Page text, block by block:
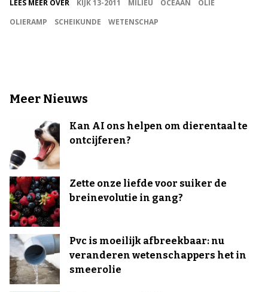
LEES MEER OVER KIJK 13-2011 MILIEU OCEAAN
OLIE
OLIERAMP
SCHEIKUNDE WETENSCHAP
Meer Nieuws
Kan AI ons helpen om dierentaal te
ontcijferen?
Zette onze liefde voor suiker de
breinevolutie in gang?
Pvc is moeilijk afbreekbaar: nu
veranderen wetenschappers het in
smeerolie